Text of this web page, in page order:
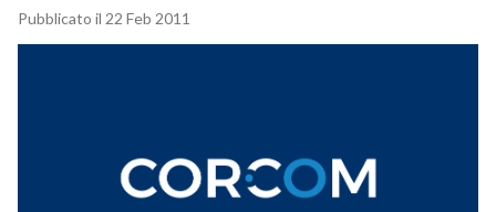
Pubblicato il 22 Feb 2011